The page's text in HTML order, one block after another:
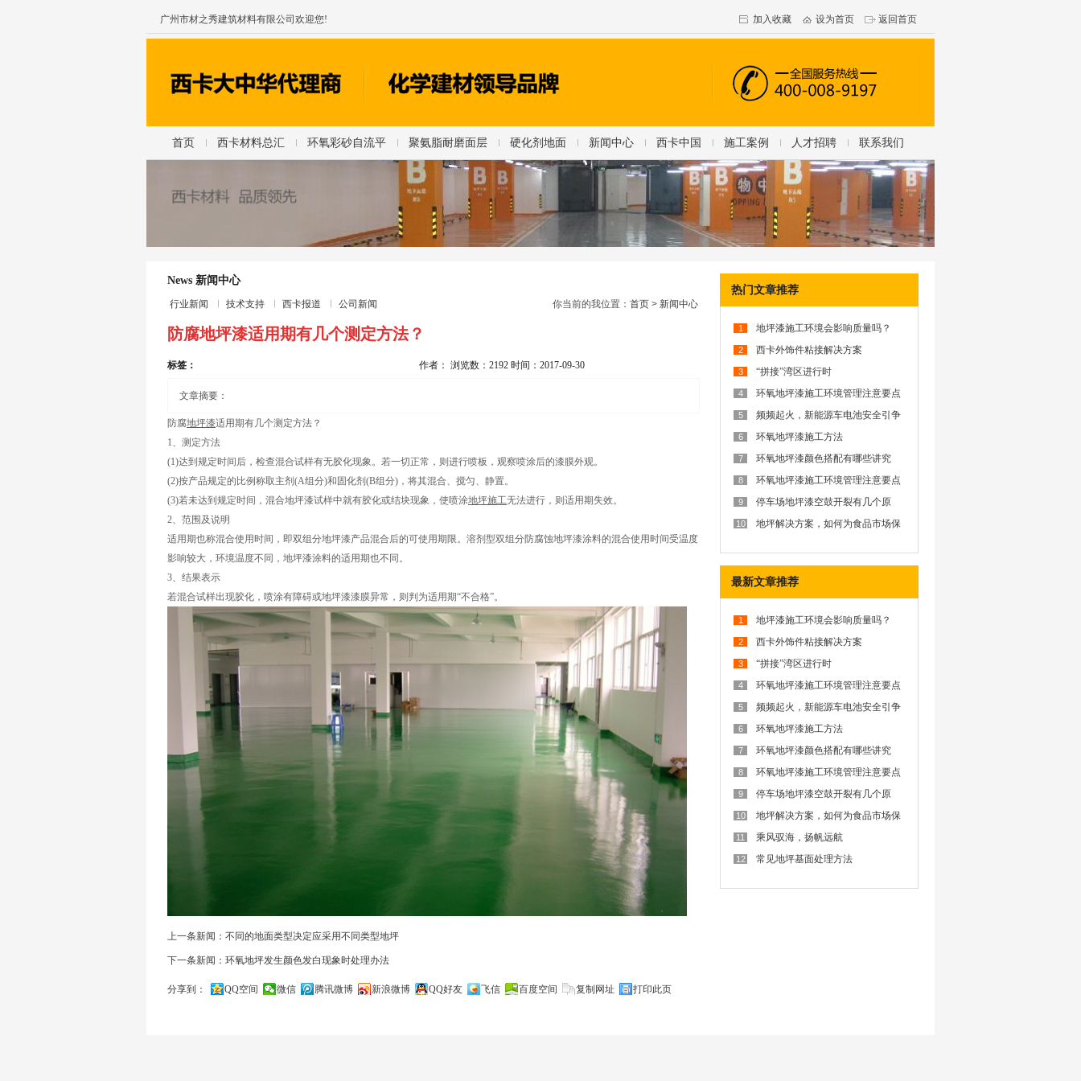
广州市材之秀建筑材料有限公司欢迎您! 加入收藏 设为首页 返回首页
首页 西卡材料总汇 环氧彩砂自流平 聚氨脂耐磨面层 硬化剂地面 新闻中心 西卡中国 施工案例 人才招聘 联系我们
News 新闻中心
行业新闻 技术支持 西卡报道 公司新闻 你当前的我位置： 首页 > 新闻中心
防腐地坪漆适用期有几个测定方法？
标签： 作者： 浏览数：2192 时间：2017-09-30
文章摘要：
防腐地坪漆适用期有几个测定方法？
1、测定方法
(1)达到规定时间后，检查混合试样有无胶化现象。若一切正常，则进行喷板，观察喷涂后的漆膜外观。
(2)按产品规定的比例称取主剂(A组分)和固化剂(B组分)，将其混合、搅匀、静置。
(3)若未达到规定时间，混合地坪漆试样中就有胶化或结块现象，使喷涂地坪施工无法进行，则适用期失效。
2、范围及说明
适用期也称混合使用时间，即双组分地坪漆产品混合后的可使用期限。溶剂型双组分防腐蚀地坪漆涂料的混合使用时间受温度
影响较大，环境温度不同，地坪漆涂料的适用期也不同。
3、结果表示
若混合试样出现胶化，喷涂有障碍或地坪漆漆膜异常，则判为适用期“不合格”。
上一条新闻：不同的地面类型决定应采用不同类型地坪
下一条新闻：环氧地坪发生颜色发白现象时处理办法
分享到： QQ空间 微信 腾讯微博 新浪微博 QQ好友 飞信 百度空间 复制网址
打印此页
热门文章推荐
1 地坪漆施工环境会影响质量吗？
2 西卡外饰件粘接解决方案
3 “拼接”湾区进行时
4 环氧地坪漆施工环境管理注意要点
5
频频起火，新能源车电池安全引争
难
6 环氧地坪漆施工方法
7
环氧地坪漆颜色搭配有哪些讲究
8 环氧地坪漆施工环境管理注意要点
9
停车场地坪漆空鼓开裂有几个原
10
地坪解决方案，如何为食品市场保
最新文章推荐
1 地坪漆施工环境会影响质量吗？
2 西卡外饰件粘接解决方案
3 “拼接”湾区进行时
4 环氧地坪漆施工环境管理注意要点
5
频频起火，新能源车电池安全引争
难
6 环氧地坪漆施工方法
7
环氧地坪漆颜色搭配有哪些讲究
8 环氧地坪漆施工环境管理注意要点
9
停车场地坪漆空鼓开裂有几个原
10
地坪解决方案，如何为食品市场保
11 乘风驭海，扬帆远航
12 常见地坪基面处理方法